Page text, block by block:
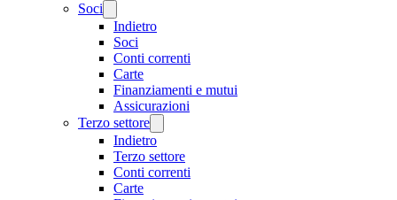
Soci
Indietro
Soci
Conti correnti
Carte
Finanziamenti e mutui
Assicurazioni
Terzo settore
Indietro
Terzo settore
Conti correnti
Carte